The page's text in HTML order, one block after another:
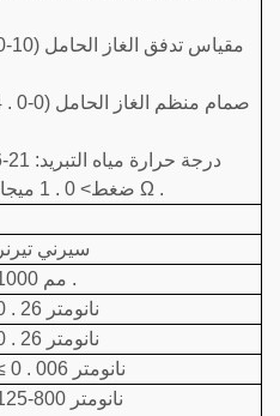
ضغط> 0 . 1 ميجا باسكال ماء تبريد: مقاومة> 1 Ω .
سيرني تيرنر
1000 مم .
0 . 26 نانومتر
0 . 26 نانومتر
≤ 0 . 006 نانومتر
125-800 نانومتر